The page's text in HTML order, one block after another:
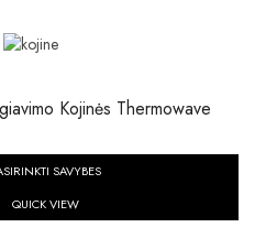
Kojinės Thermowave
SAVYBES
QUICK VIEW